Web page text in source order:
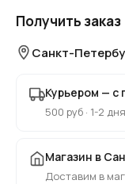
Получить заказ
Санкт-
Курьером — с
500 руб · 1-2 дня
Магазин в
Доставим в